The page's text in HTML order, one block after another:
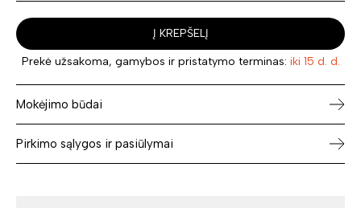
Į KREPŠELĮ
Prekė užsakoma, gamybos ir pristatymo terminas: iki 15 d. d.
Mokėjimo būdai
Pirkimo sąlygos ir pasiūlymai